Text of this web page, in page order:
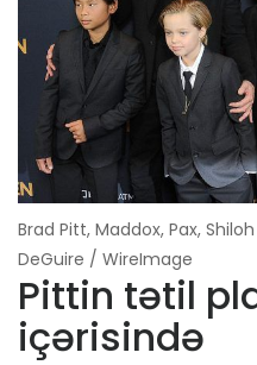
Brad Pitt, Maddox, Pax,
DeGuire / WireImage
Pittin tətil
içərisində